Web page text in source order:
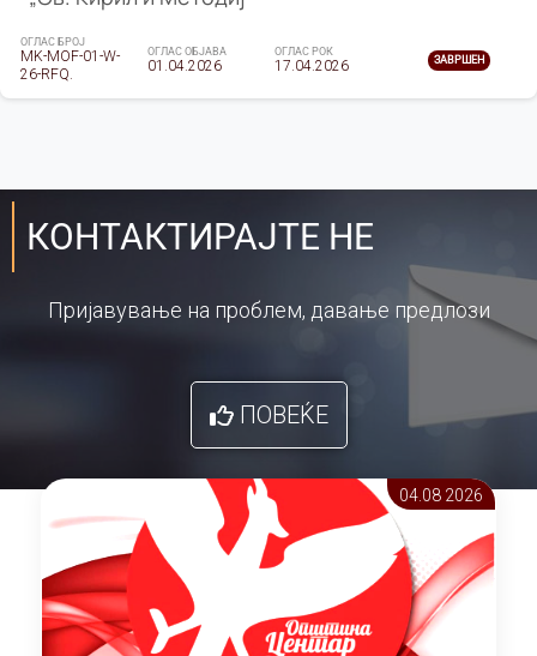
ОГЛАС БРОЈ
MK-MOF-01-W-
26-RFQ.
ОГЛАС ОБЈАВА
01.04.2026
ОГЛАС РОК
17.04.2026 ЗАВРШЕН
КОНТАКТИРАЈТЕ НЕ
Пријавување на проблем, давање предлози
ПОВЕЌЕ
04.08 2026